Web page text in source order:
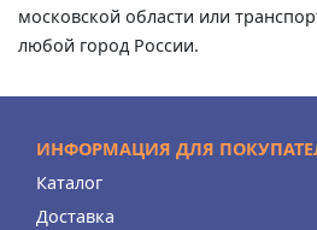
московской области или
любой город России.
ИНФОРМАЦИЯ ДЛЯ
Каталог
Доставка